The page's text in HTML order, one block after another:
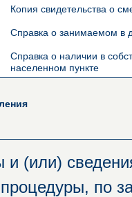
Копия свидетельства о
Справка о занимаемом в
Справка о наличии в
населенном пункте
и (или)
по